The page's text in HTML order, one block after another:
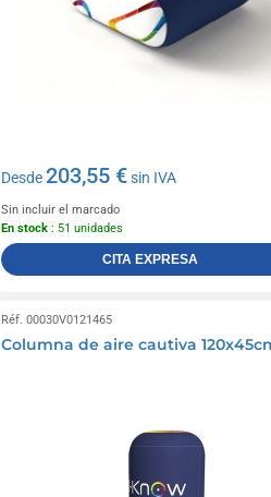
Desde203,55 €sin IVA
Sin incluir el marcado
En stock: 51 unidades
CITA EXPRESA
Réf. 00030V0121465
Columna de aire cautiva